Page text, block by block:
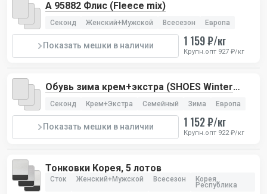
А 95882 Флис (Fleece mix)
Секонд Женский+Мужской Всесезон Европа
Показать мешки в наличии 1 159 ₽/кг
Крупн.опт 927 ₽/кг
Обувь зима крем+экстра (SHOES Winter
Cream+Extra)
Секонд Крем+Экстра Семейный Зима Европа
Показать мешки в наличии 1 152 ₽/кг
Крупн.опт 922 ₽/кг
Тонковки Корея, 5 лотов
Сток Женский+Мужской Всесезон Корея,
Республика